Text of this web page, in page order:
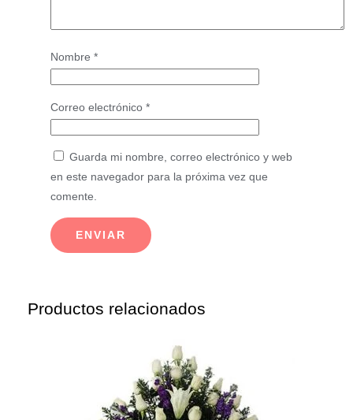
Nombre *
Correo electrónico *
Guarda mi nombre, correo electrónico y web
en este navegador para la próxima vez que
comente.
Productos relacionados